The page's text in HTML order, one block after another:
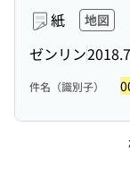
紙 地図
ゼンリン2018.7
件名（識別子）